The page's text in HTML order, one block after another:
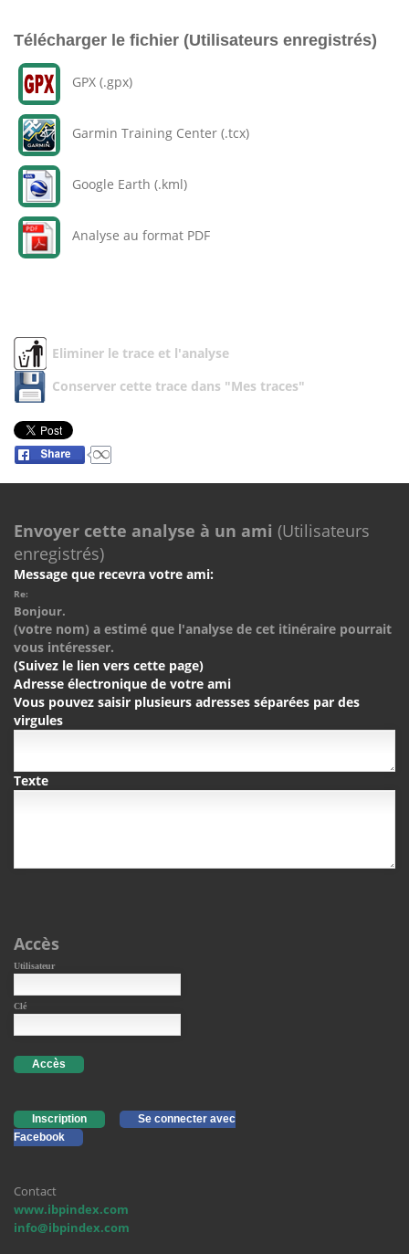
Télécharger le fichier (Utilisateurs enregistrés)
GPX (.gpx)
Garmin Training Center (.tcx)
Google Earth (.kml)
Analyse au format PDF
Eliminer le trace et l'analyse
Conserver cette trace dans "Mes traces"
Envoyer cette analyse à un ami (Utilisateurs
enregistrés)
Message que recevra votre ami:
Re:
Bonjour.
(votre nom) a estimé que l'analyse de cet itinéraire pourrait
vous intéresser.
(Suivez le lien vers cette page)
Adresse électronique de votre ami
Vous pouvez saisir plusieurs adresses séparées par des
virgules
Texte
Accès
Utilisateur
Clé
Accès
Inscription
Se connecter avec
Facebook
Contact
www.ibpindex.com
info@ibpindex.com